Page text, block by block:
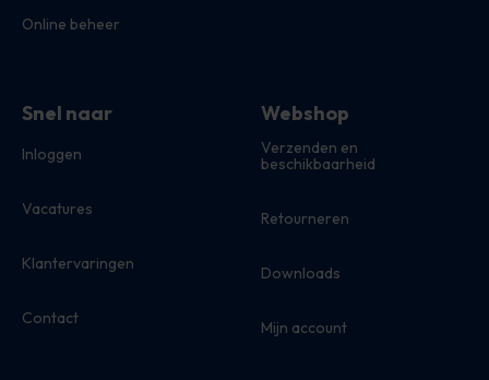
Online beheer
Snel naar
Inloggen
Vacatures
Klantervaringen
Contact
Webshop
Verzenden en
beschikbaarheid
Retourneren
Downloads
Mijn account